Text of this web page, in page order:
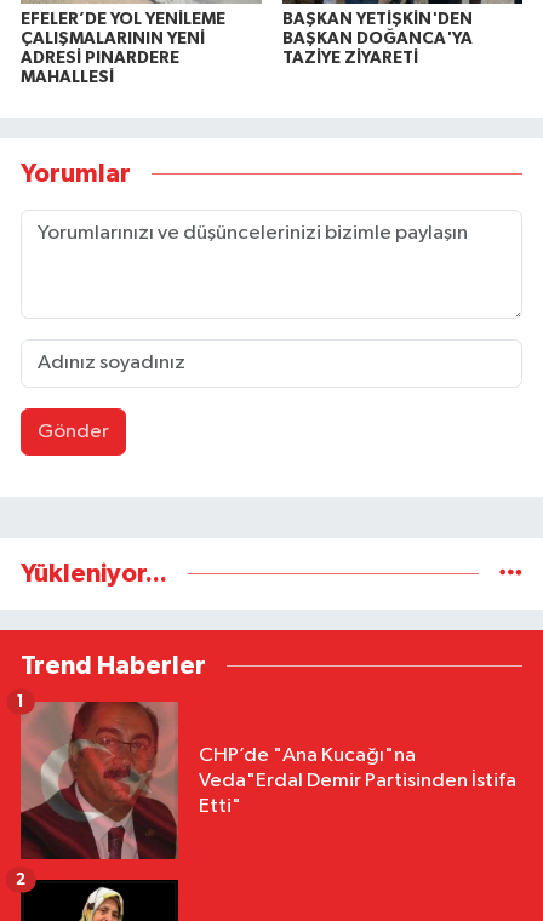
EFELER’DE YOL YENİLEME
ÇALIŞMALARININ YENİ
ADRESİ PINARDERE
MAHALLESİ
BAŞKAN YETİŞKİN'DEN
BAŞKAN DOĞANCA'YA
TAZİYE ZİYARETİ
Yorumlar
Gönder
Yükleniyor...
Trend Haberler
CHP’de "Ana Kucağı"na
Veda"Erdal Demir Partisinden İstifa
Etti"
1
2